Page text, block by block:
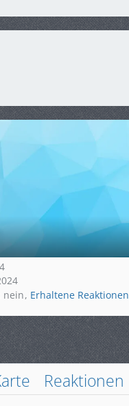
nein Erhaltene Reaktionen
Reaktionen